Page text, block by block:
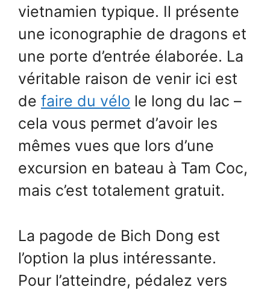
vietnamien typique. Il présente
une iconographie de dragons et
une porte d’entrée élaborée. La
véritable raison de venir ici est
de faire du vélo le long du lac –
cela vous permet d’avoir les
mêmes vues que lors d’une
excursion en bateau à Tam Coc,
mais c’est totalement gratuit.
La pagode de Bich Dong est
l’option la plus intéressante.
Pour l’atteindre, pédalez vers